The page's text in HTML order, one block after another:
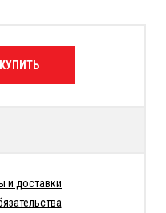
КУПИТЬ
и доставки